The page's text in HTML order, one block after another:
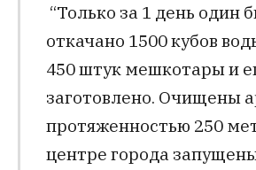
“Только за 1 день один
откачано 1500 кубов
450 штук мешкотары и
заготовлено. Очищены
протяженностью 250
центре города